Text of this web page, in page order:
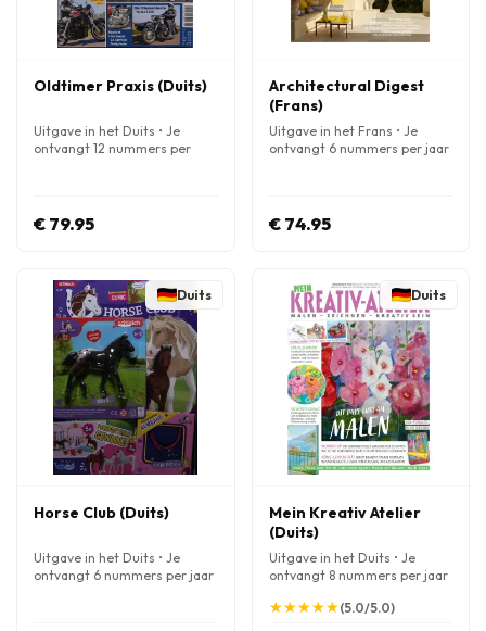
Oldtimer Praxis (Duits)
Uitgave in het Duits • Je
ontvangt 12 nummers per
€ 79.95
Architectural Digest
(Frans)
Uitgave in het Frans • Je
ontvangt 6 nummers per jaar
€ 74.95
Duits
Horse Club (Duits)
Uitgave in het Duits • Je
ontvangt 6 nummers per jaar
Duits
Mein Kreativ Atelier
(Duits)
Uitgave in het Duits • Je
ontvangt 8 nummers per jaar
★
★★
★★
★★
★★
★(5.0/5.0)